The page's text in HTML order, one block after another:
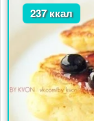
237 ккал